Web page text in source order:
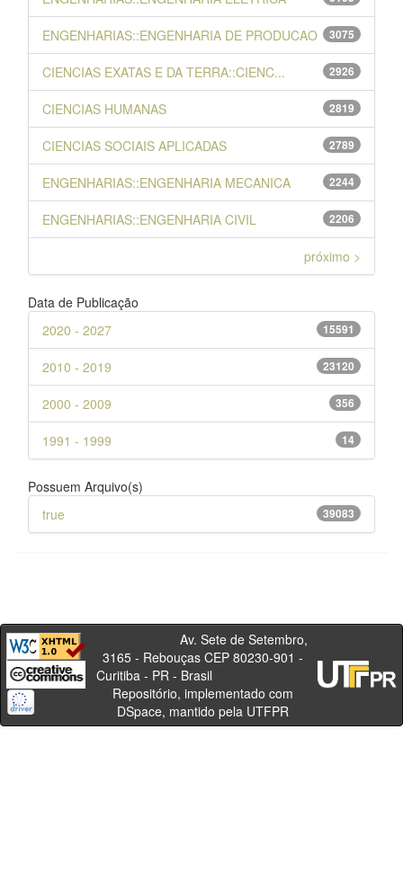
3075
ENGENHARIAS::ENGENHARIA DE PRODUCAO
2926
CIENCIAS EXATAS E DA TERRA::CIENC...
2819
CIENCIAS HUMANAS
2789
CIENCIAS SOCIAIS APLICADAS
2244
ENGENHARIAS::ENGENHARIA MECANICA
2206
ENGENHARIAS::ENGENHARIA CIVIL
próximo >
Data de Publicação
15591
2020 - 2027
23120
2010 - 2019
356
2000 - 2009
14
1991 - 1999
Possuem Arquivo(s)
39083
true
Av. Sete de Setembro,
3165 - Rebouças CEP 80230-901 -
Curitiba - PR - Brasil
Repositório, implementado com
DSpace, mantido pela UTFPR